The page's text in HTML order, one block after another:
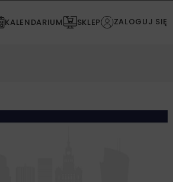
KALENDARIUM SKLEP ZALOGUJ SIĘ